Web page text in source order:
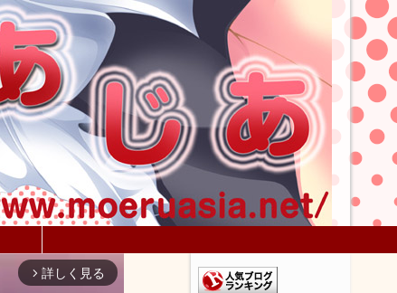
arrow_forward_ios 詳しく見る